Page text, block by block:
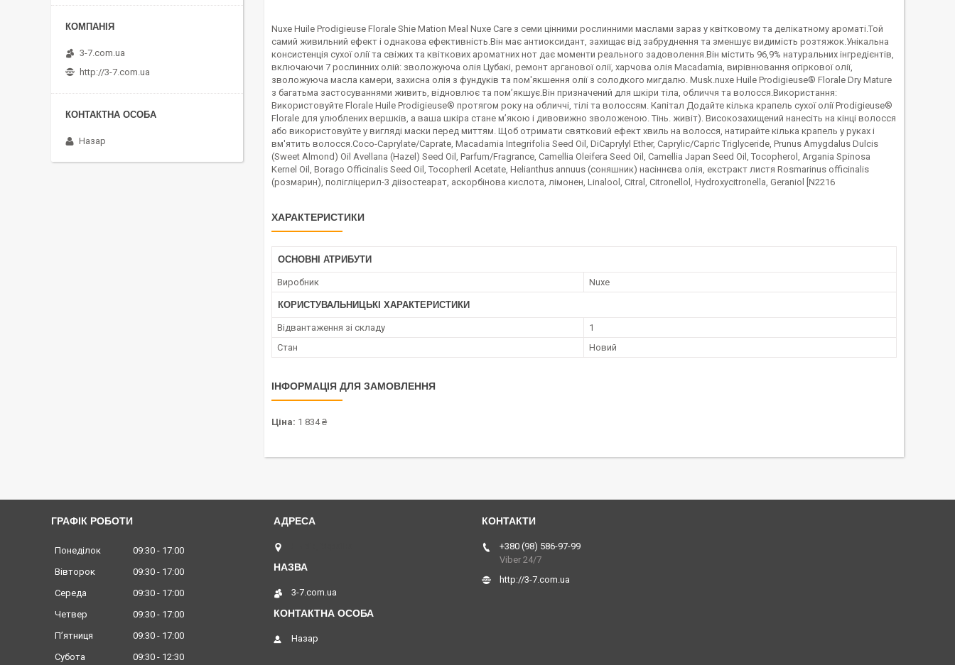
Nuxe Huile Prodigieuse Florale Shie Mation Meal Nuxe Care з семи цінними рослинними маслами зараз у квітковому та делікатному ароматі.Той
самий живильний ефект і однакова ефективність.Він має антиоксидант, захищає від забруднення та зменшує видимість розтяжок.Унікальна
консистенція сухої олії та свіжих та квіткових ароматних нот дає моменти реального задоволення.Він містить 96,9% натуральних інгредієнтів,
включаючи 7 рослинних олій: зволожуюча олія Цубакі, ремонт арганової олії, харчова олія Macadamia, вирівнювання огіркової олії,
зволожуюча масла камери, захисна олія з фундуків та пом'якшення олії з солодкого мигдалю. Musk.nuxe Huile Prodigieuse® Florale Dry Mature
з багатьма застосуваннями живить, відновлює та пом’якшує.Він призначений для шкіри тіла, обличчя та волосся.Використання:
Використовуйте Florale Huile Prodigieuse® протягом року на обличчі, тілі та волоссям. Капітал Додайте кілька крапель сухої олії Prodigieuse®
Florale для улюблених вершків, а ваша шкіра стане м’якою і дивовижно зволоженою. Тінь. живіт). Високозахищений нанесіть на кінці волосся
або використовуйте у вигляді маски перед миттям. Щоб отримати святковий ефект хвиль на волосся, натирайте кілька крапель у руках і
вм'ятить волосся.Coco-Caprylate/Caprate, Macadamia Integrifolia Seed Oil, DiCaprylyl Ether, Caprylic/Capric Triglyceride, Prunus Amygdalus Dulcis
(Sweet Almond) Oil Avellana (Hazel) Seed Oil, Parfum/Fragrance, Camellia Oleifera Seed Oil, Camellia Japan Seed Oil, Tocopherol, Argania Spinosa
Kernel Oil, Borago Officinalis Seed Oil, Tocopheril Acetate, Helianthus annuus (соняшник) насіннєва олія, екстракт листя Rosmarinus officinalis
(розмарин), полігліцерил-3 діізостеарат, аскорбінова кислота, лімонен, Linalool, Citral, Citronellol, Hydroxycitronella, Geraniol [N2216
ХАРАКТЕРИСТИКИ
ОСНОВНІ АТРИБУТИ
Виробник Nuxe
КОРИСТУВАЛЬНИЦЬКІ ХАРАКТЕРИСТИКИ
Відвантаження зі складу
1
Стан
Новий
ІНФОРМАЦІЯ ДЛЯ ЗАМОВЛЕННЯ
Ціна: 1 834 ₴
3-7.com.ua
http://3-7.com.ua
Назар
ГРАФІК РОБОТИ
Понеділок 09:30
17:00
Вівторок
09:30
17:00
Середа
09:30
17:00
Четвер
09:30
17:00
Пʼятниця
09:30
17:00
Субота
09:30 12:30
3-7.com.ua
Назар
+380 (98) 586-97-99
Viber 24/7
http://3-7.com.ua